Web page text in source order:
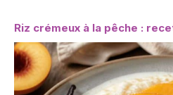
Riz crémeux à la pêche :